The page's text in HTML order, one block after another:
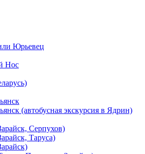
Юрьевец
Нос
(автобусная экскурсия в Ядрин)
Серпухов)
Таруса)